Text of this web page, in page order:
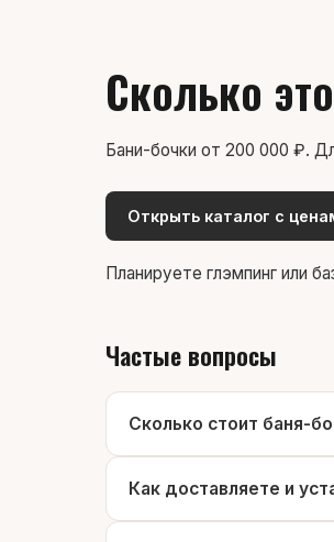
Сколько
Бани-бочки от 200 000 ₽.
Открыть каталог с
Планируете глэмпинг или
Частые вопросы
Сколько стоит баня-
Как доставляете и